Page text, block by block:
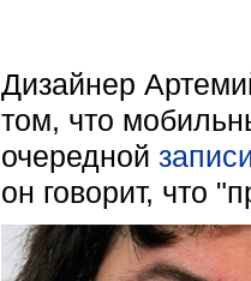
Дизайнер
том, что
очередной
он говорит, что